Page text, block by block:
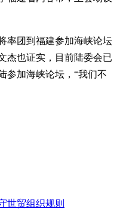
率团到福建参加海峡论坛
杰也证实，目前陆委会已
参加海峡论坛，“我们不
世贸组织规则